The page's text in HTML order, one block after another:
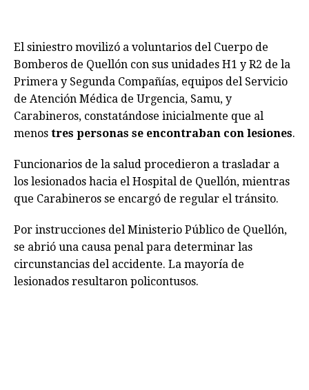
El siniestro movilizó a voluntarios del Cuerpo de
Bomberos de Quellón con sus unidades H1 y R2 de la
Primera y Segunda Compañías, equipos del Servicio
de Atención Médica de Urgencia, Samu, y
Carabineros, constatándose inicialmente que al
menos tres personas se encontraban con lesiones.
Funcionarios de la salud procedieron a trasladar a
los lesionados hacia el Hospital de Quellón, mientras
que Carabineros se encargó de regular el tránsito.
Por instrucciones del Ministerio Público de Quellón,
se abrió una causa penal para determinar las
circunstancias del accidente. La mayoría de
lesionados resultaron policontusos.